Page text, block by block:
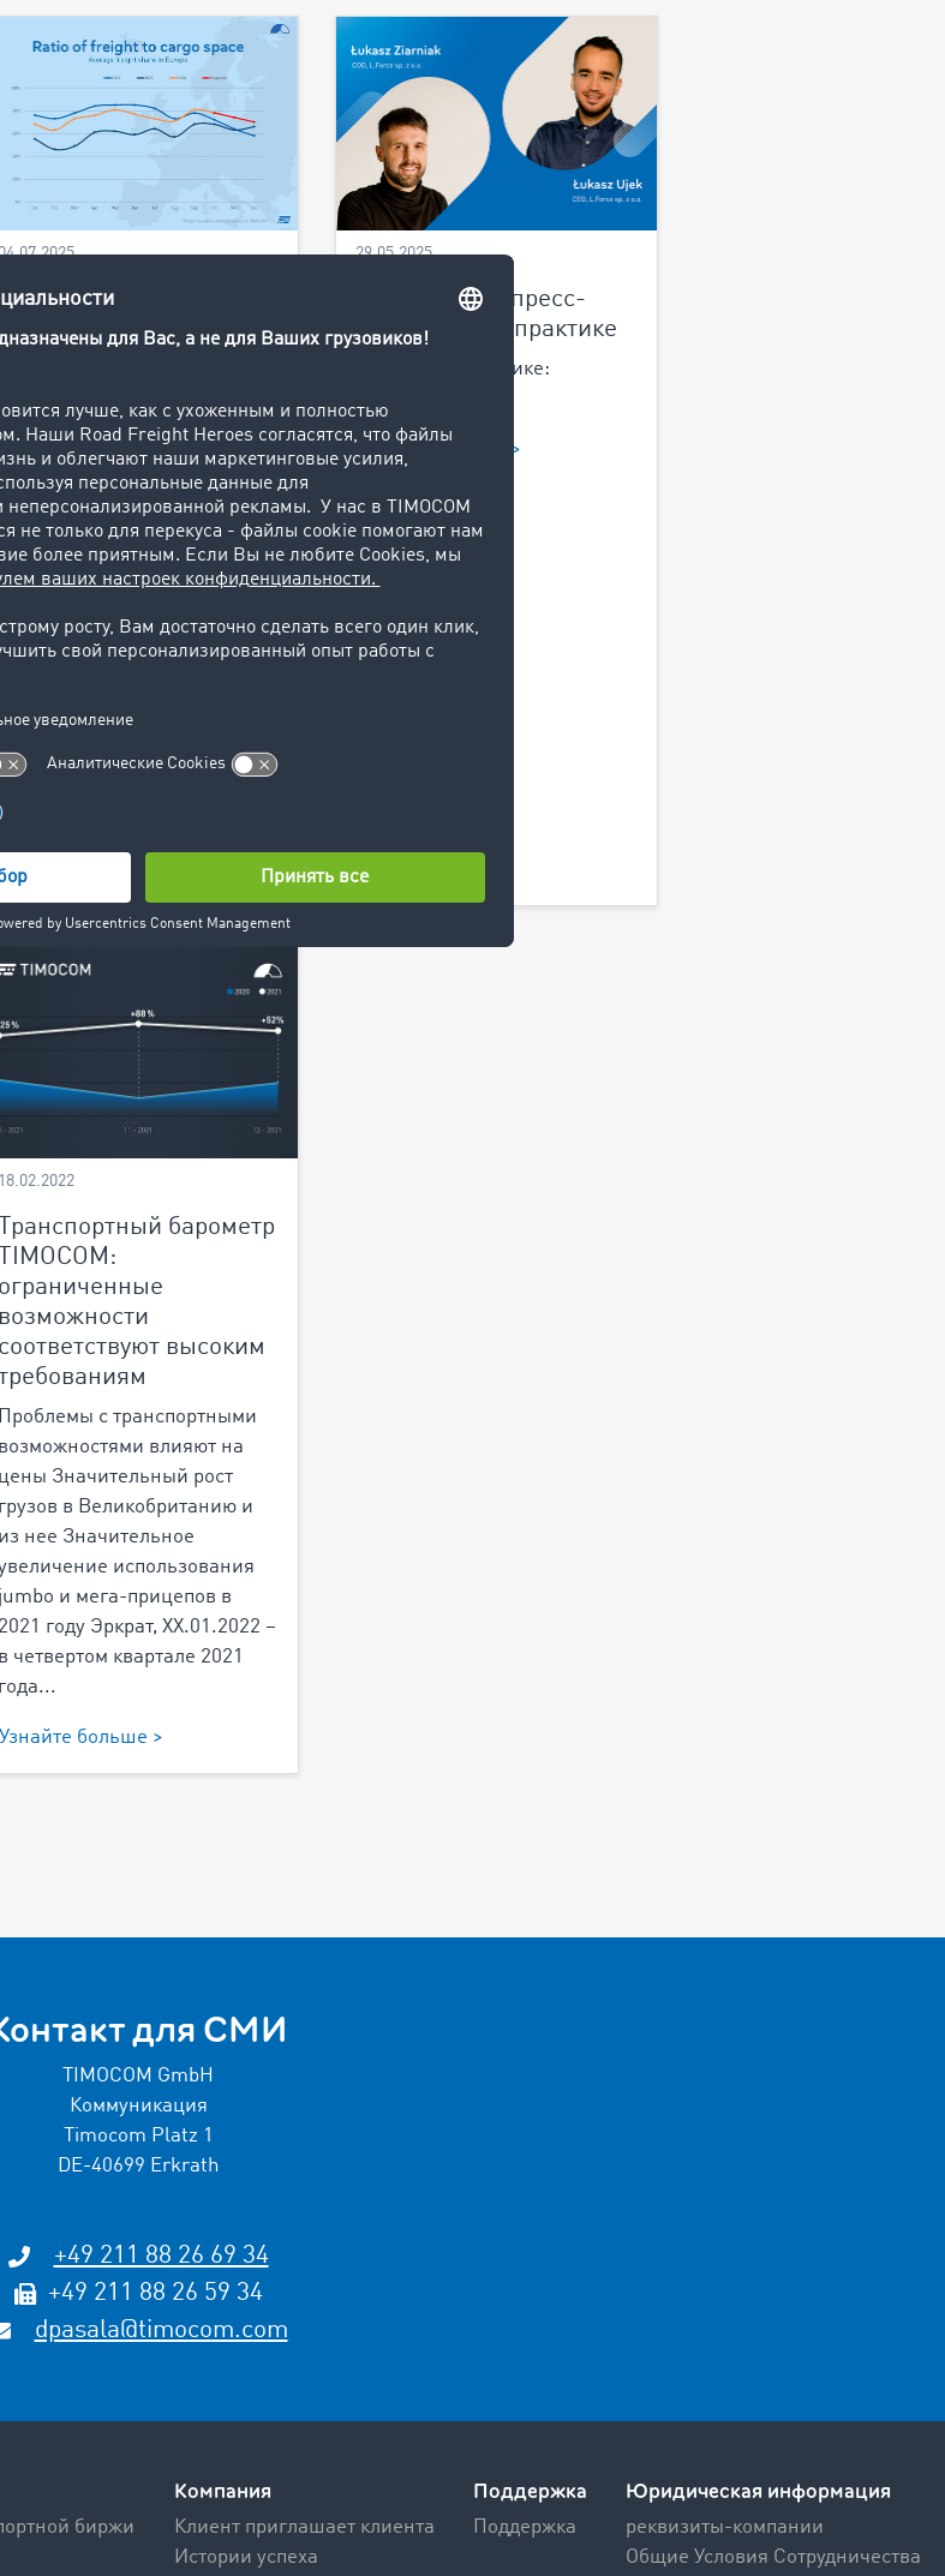
transport
In search of
throughout the summer
Strong demand for
term transport capacity
led to a sharp rise in the freight
in September.
29.05.2025
Milk run и экспресс-
перевозки на практике
Milk run в логистике:
Узнайте больше >
18.02.2022
Транспортный барометр
TIMOCOM:
ограниченные
возможности
соответствуют высоким
Проблемы с транспортными
возможностями влияют на
цены Значительный рост
грузов в Великобританию и
из нее Значительное
использования
jumbo и мега-прицепов в
2021 году Эркрат, XX.01.2022 –
в четвертом квартале 2021
года...
Узнайте больше >
для СМИ
TIMOCOM GmbH
Коммуникация
Timocom Platz 1
DE-40699 Erkrath
+49 211 88 26 69 34
+49 211 88 26 59 34
dpasala@timocom.com
биржи
Компания
Клиент приглашает клиента
Истории успеха
Поддержка
Поддержка
Юридическая информация
реквизиты-компании
Общие Условия Сотрудничества